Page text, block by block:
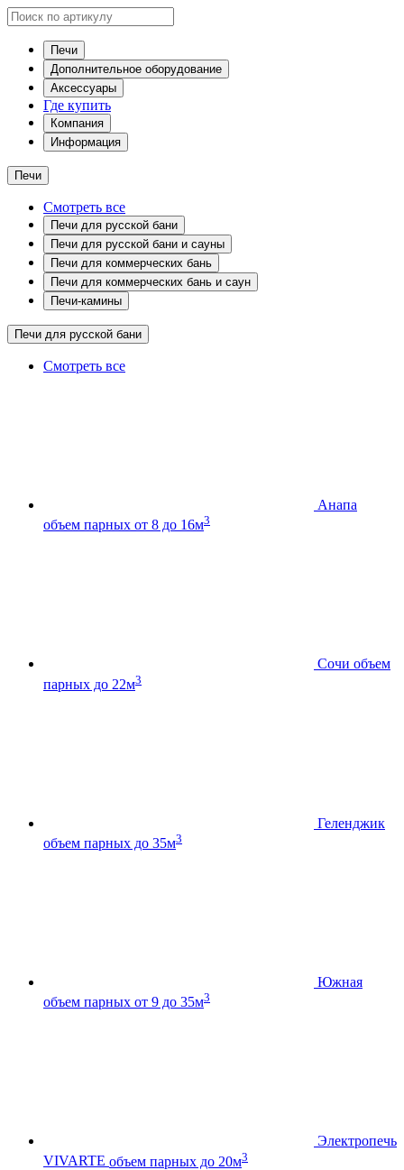
Печи
Дополнительное оборудование
Аксессуары
Где купить
Компания
Информация
Печи
Смотреть все
Печи для русской бани
Печи для русской бани и сауны
Печи для коммерческих бань
Печи для коммерческих бань и саун
Печи-камины
Печи для русской бани
Смотреть все
Анапа
объем парных от 8 до 16м3
Сочи объем
парных до 22м3
Геленджик
объем парных до 35м3
Южная
объем парных от 9 до 35м3
Электропечь
VIVARTE объем парных до 20м3